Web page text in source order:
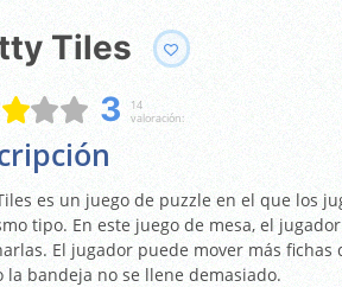
Tiles
3
14
valoración:
es un juego de puzzle en el que los
tipo. En este juego de mesa, el
El jugador puede mover más
la bandeja no se llene demasiado.